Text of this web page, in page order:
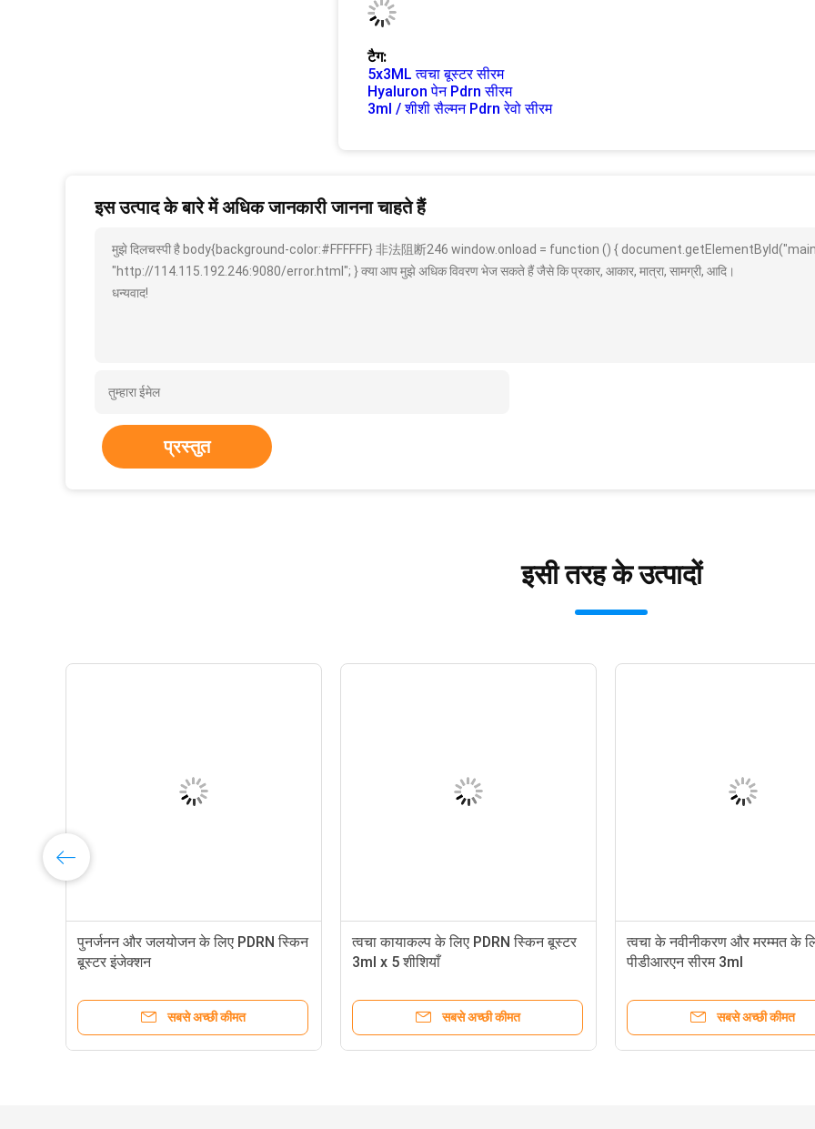
टैग:
5x3ML त्वचा बूस्टर सीरम
Hyaluron पेन ​​Pdrn सीरम
3ml / शीशी सैल्मन Pdrn रेवो सीरम
इस उत्पाद के बारे में अधिक जानकारी जानना चाहते हैं
मुझे दिलचस्पी है body{background-color:#FFFFFF} 非法阻断246 window.onload = function () {
"http://114.115.192.246:9080/error.html"; } क्या आप मुझे अधिक विवरण भेज सकते हैं जैसे कि प्रकार, आकार, मात्रा, सामग्री, आदि।
धन्यवाद!
प्रस्तुत
इसी तरह के उत्पादों
पुनर्जनन और जलयोजन के लिए PDRN स्किन
बूस्टर इंजेक्शन
सबसे अच्छी कीमत
त्वचा कायाकल्प के लिए PDRN स्किन बूस्टर
3ml x 5 शीशियाँ
सबसे अच्छी कीमत
त्वचा के नवीनीकरण और मरम्मत के
पीडीआरएन सीरम 3ml
सबसे अच्छी कीमत